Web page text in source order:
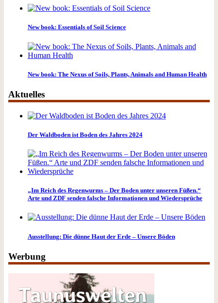
New book: Essentials of Soil Science
New book: The Nexus of Soils, Plants, Animals and Human Health
Aktuelles
Der Waldboden ist Boden des Jahres 2024
„Im Reich des Regenwurms – Der Boden unter unseren Füßen.“
Arte und ZDF senden falsche Informationen und Wiedersprüche
Ausstellung: Die dünne Haut der Erde – Unsere Böden
Werbung